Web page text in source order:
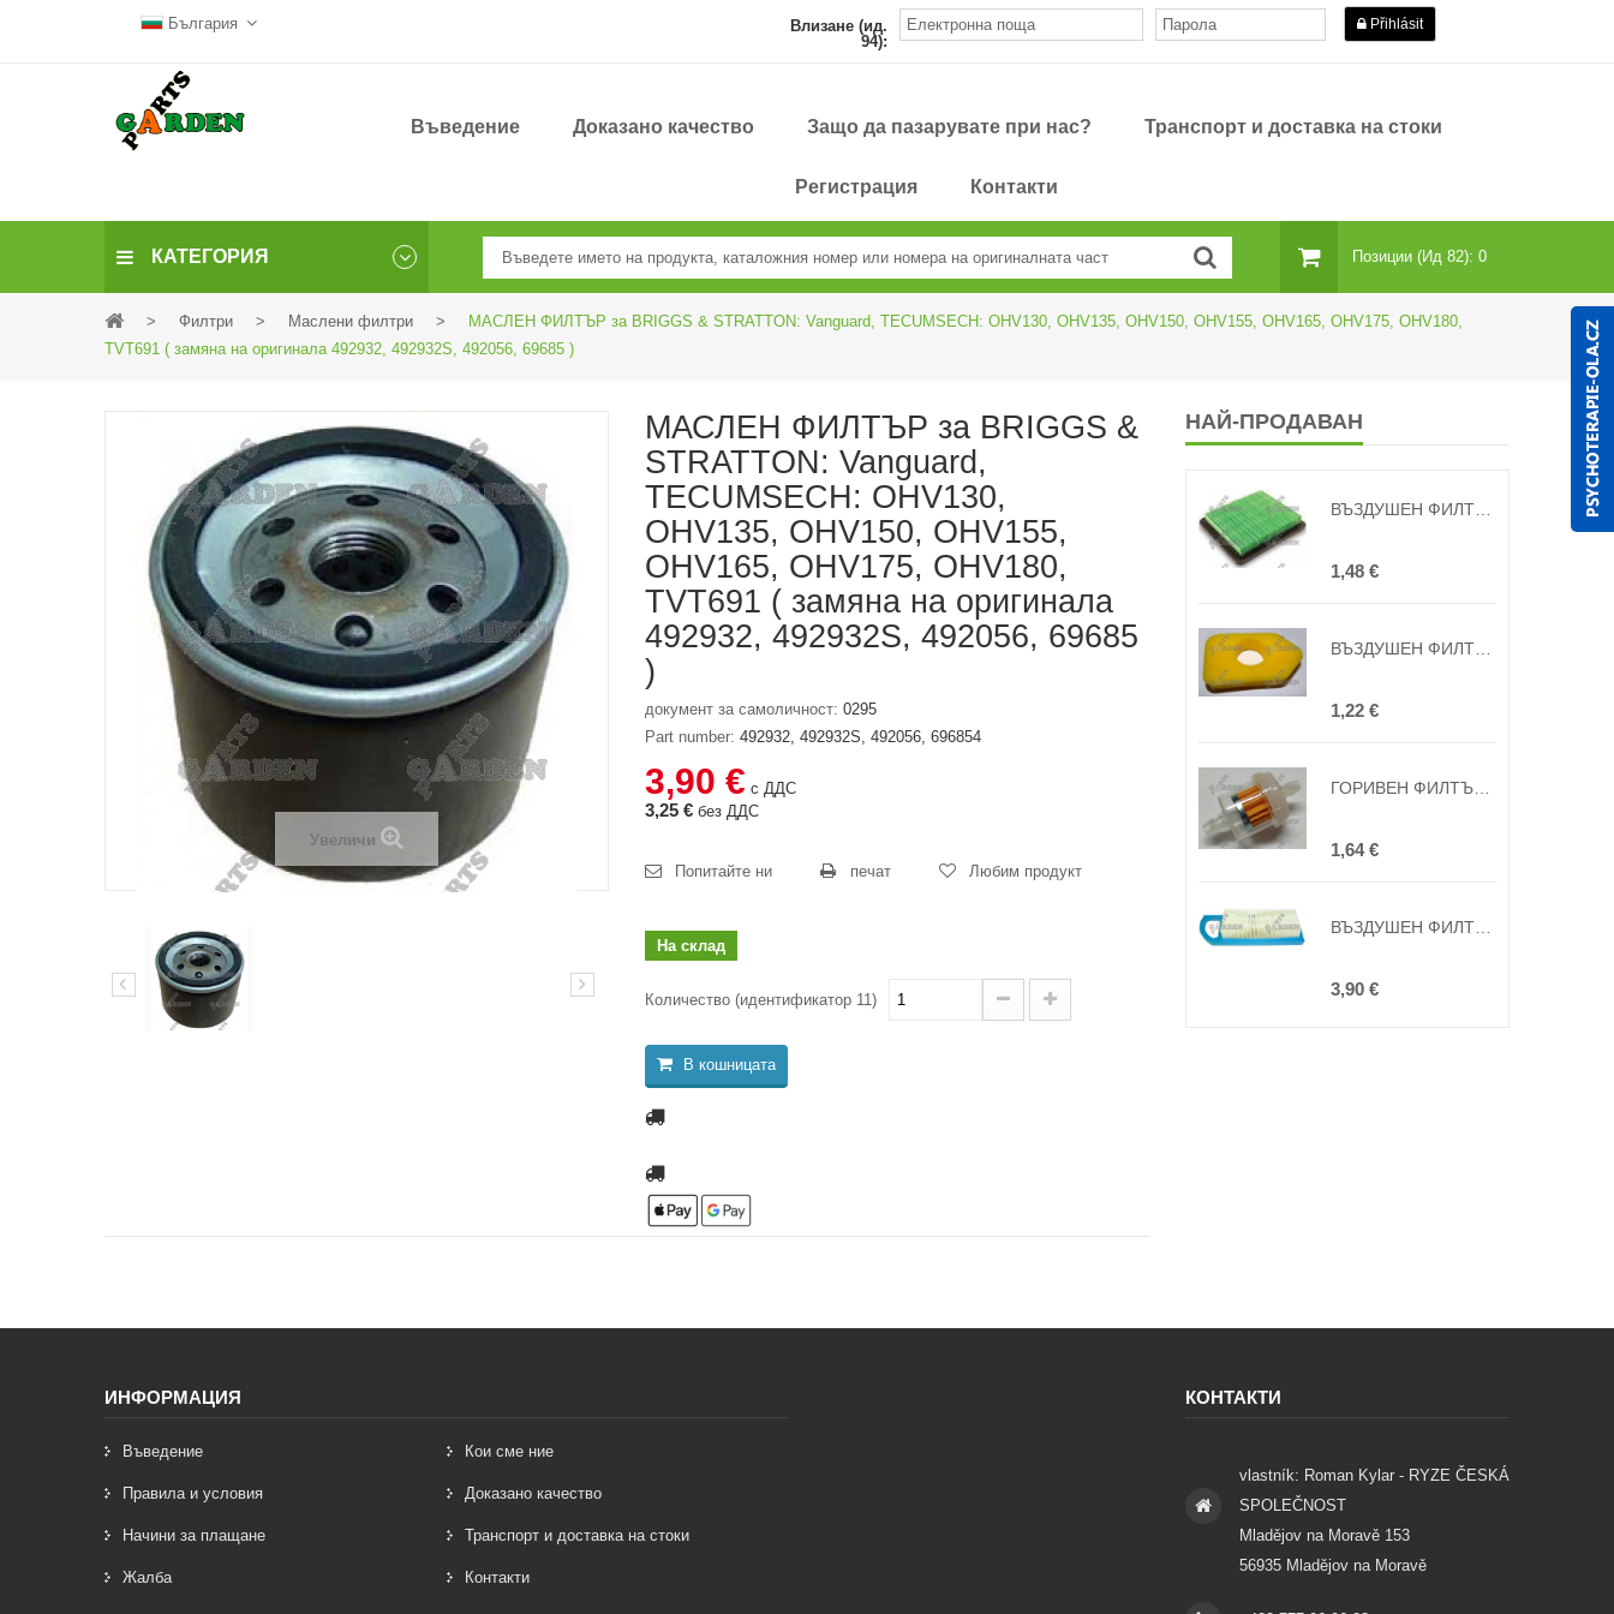
България
Влизане (ид.
94):
Přihlásit
Въведение Доказано качество Защо да пазарувате при нас? Транспорт и доставка на стоки
Регистрация Контакти
КАТЕГОРИЯ Позиции (ид 82): 0
> Филтри > Маслени филтри >
МАСЛЕН ФИЛТЪР за BRIGGS & STRATTON: Vanguard, TECUMSECH: OHV130, OHV135, OHV150, OHV155, OHV165, OHV175, OHV180,
TVT691 ( замяна на оригинала 492932, 492932S, 492056, 69685 )
Увеличи
МАСЛЕН ФИЛТЪР за BRIGGS &
STRATTON: Vanguard,
TECUMSECH: OHV130,
OHV135, OHV150, OHV155,
OHV165, OHV175, OHV180,
TVT691 ( замяна на оригинала
492932, 492932S, 492056, 69685
)
документ за самоличност: 0295
Part number: 492932, 492932S, 492056, 696854
3,90 € с ДДС
3,25 € без ДДС
Попитайте ни печат Любим продукт
На склад
Количество (идентификатор 11)
В кошницата
НАЙ-ПРОДАВАН
1,48 €
1,22 €
1,64 €
3,90 €
ИНФОРМАЦИЯ
Въведение Кои сме ние
Правила и условия Доказано качество
Начини за плащане Транспорт и доставка на стоки
Жалба Контакти
КОНТАКТИ
vlastník: Roman Kylar - RYZE ČESKÁ
SPOLEČNOST
Mladějov na Moravě 153
56935 Mladějov na Moravě